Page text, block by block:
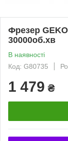
Фрезер
30000об.хв
В наявності
Код: G80735
1 479 ₴